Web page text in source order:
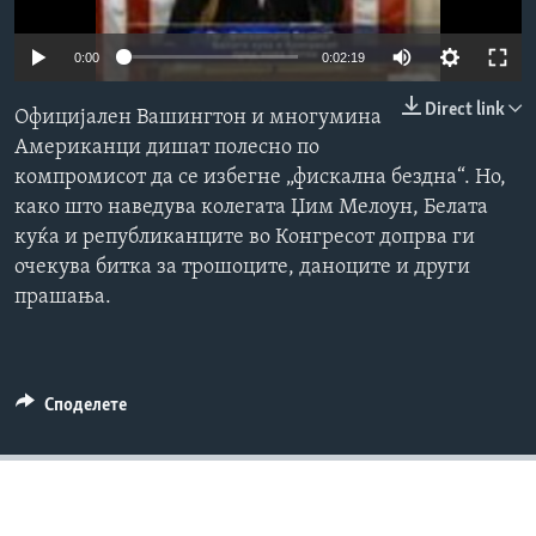
ИНТЕРВЈУА
0:00 0:02:19
Direct link
Официјален Вашингтон и многумина
Американци дишат полесно по
компромисот да се избегне „фискална бездна“. Но,
како што наведува колегата Џим Мелоун, Белата
куќа и републиканците во Конгресот допрва ги
очекува битка за трошоците, даноците и други
прашања.
Споделете